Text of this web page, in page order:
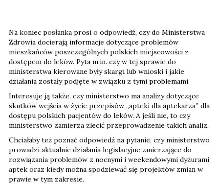
Na koniec posłanka prosi o odpowiedź, czy do Ministerstwa
Zdrowia docierają informacje dotyczące problemów
mieszkańców poszczególnych polskich miejscowości z
dostępem do leków. Pyta m.in. czy w tej sprawie do
ministerstwa kierowane były skargi lub wnioski i jakie
działania zostały podjęte w związku z tymi problemami.
Interesuje ją także, czy ministerstwo ma analizy dotyczące
skutków wejścia w życie przepisów „apteki dla aptekarza” dla
dostępu polskich pacjentów do leków. A jeśli nie, to czy
ministerstwo zamierza zlecić przeprowadzenie takich analiz.
Chciałaby też poznać odpowiedź na pytanie, czy ministerstwo
prowadzi aktualnie działania legislacyjne zmierzające do
rozwiązania problemów z nocnymi i weekendowymi dyżurami
aptek oraz kiedy można spodziewać się projektów zmian w
prawie w tym zakresie.